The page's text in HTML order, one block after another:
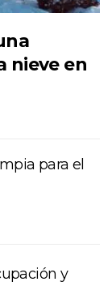
nieve en
para el
y